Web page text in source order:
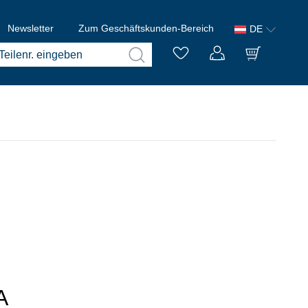
Newsletter Zum Geschäftskunden-Bereich DE